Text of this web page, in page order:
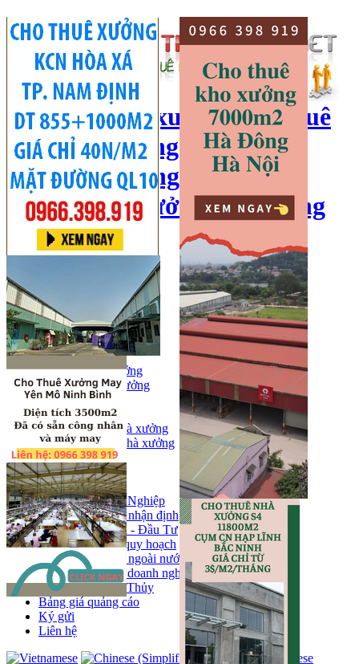
cho thuê kho xưởng, cho thuê
kho, kho xưởng hà nội, cho
thuê nhà xưởng, cho thuê
xưởng, kho xưởng hải dương
Hotline:0966 398 919
Đăng ký
Đăng tin bán/cho thuê
Trang chủ
Bán kho, nhà xưởng
Bán kho xưởng
Kho
Mặt bằng
Cho thuê kho, nhà xưởng
Cho thuê nhà xưởng
Kho
Mặt bằng
Tin tức
Khu Công Nghiệp
Phân tích - nhận định
Chính sách - Đầu Tư
Thông tin quy hoạch
Thị trường ngoài nước
Hoạt động doanh nghiẹp
Tin Phong Thủy
Bảng giá quảng cáo
Ký gửi
Liên hệ